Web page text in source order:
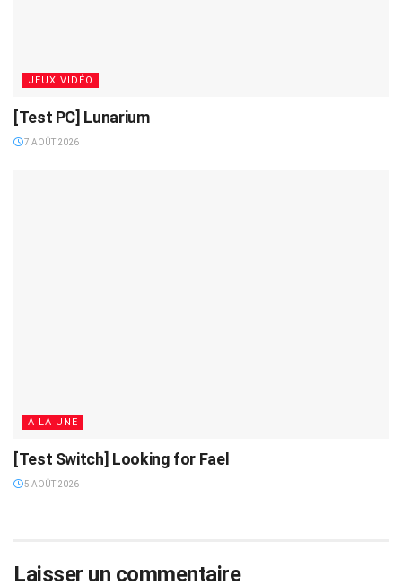
JEUX VIDÉO
[Test PC] Lunarium
7 AOÛT 2026
A LA UNE
[Test Switch] Looking for Fael
5 AOÛT 2026
Laisser un commentaire